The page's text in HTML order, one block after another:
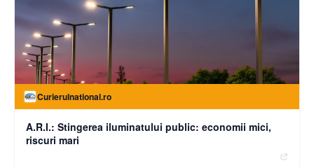
Curierulnational.ro
A.R.I.: Stingerea iluminatului public: economii mici,
riscuri mari